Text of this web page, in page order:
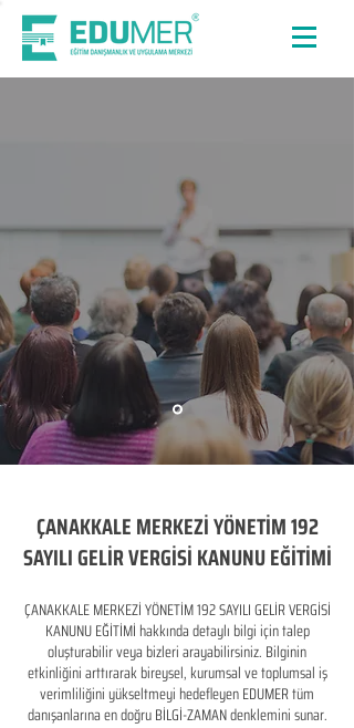
ÇANAKKALE MERKEZİ YÖNETİM 192
SAYILI GELİR VERGİSİ KANUNU EĞİTİMİ
ÇANAKKALE MERKEZİ YÖNETİM 192 SAYILI GELİR VERGİSİ
KANUNU EĞİTİMİ hakkında detaylı bilgi için talep
oluşturabilir veya bizleri arayabilirsiniz. Bilginin
etkinliğini arttırarak bireysel, kurumsal ve toplumsal iş
verimliliğini yükseltmeyi hedefleyen​ EDUMER tüm
danışanlarına en doğru BİLGİ-ZAMAN denklemini sunar.